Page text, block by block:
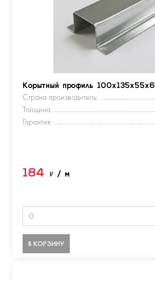
Корытный профиль 100х135х55х6
Страна производитель:
Толщина:
Гарантия:
184 ₽ / м
В КОРЗИНУ